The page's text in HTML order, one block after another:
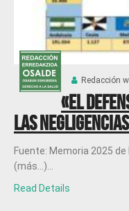
Redacción
«El
las
Fuente: Memoria 2025
(más…)...
Read Details